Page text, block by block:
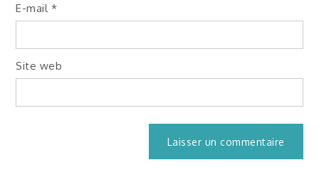
E-mail *
Site web